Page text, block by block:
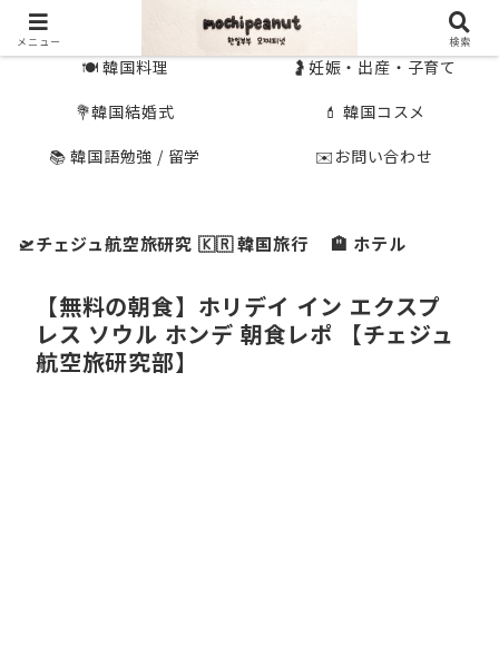
🍽 韓国料理
🤰妊娠・出産・子育て
💐韓国結婚式
💄 韓国コスメ
📚 韓国語勉強 / 留学
✉️お問い合わせ
🛫チェジュ航空旅研究 🇰🇷 韓国旅行 🏨 ホテル
【無料の朝食】ホリデイ イン エクスプ
レス ソウル ホンデ 朝食レポ 【チェジュ
航空旅研究部】
メニュー 検索